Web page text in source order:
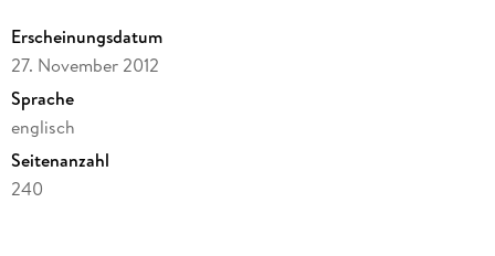
Erscheinungsdatum
27. November 2012
Sprache
englisch
Seitenanzahl
240